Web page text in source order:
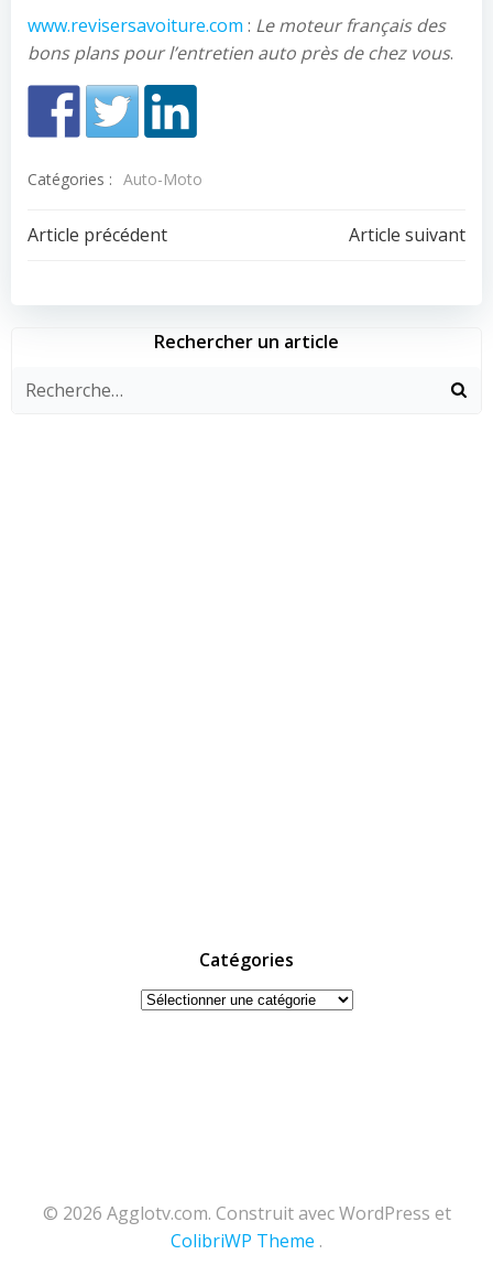
www.revisersavoiture.com : Le moteur français des
bons plans pour l’entretien auto près de chez vous.
Catégories : Auto-Moto
Navigation
de
l’article
Article précédent
Navigation
de
l’article
Article suivant
Rechercher un article
Catégories
Catégories
© 2026 Agglotv.com. Construit avec WordPress et
ColibriWP Theme .